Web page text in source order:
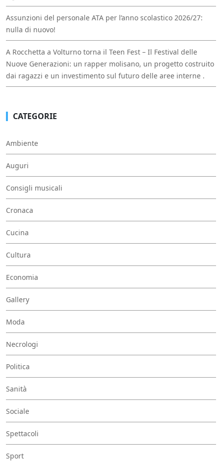
Assunzioni del personale ATA per l’anno scolastico 2026/27:
nulla di nuovo!
A Rocchetta a Volturno torna il Teen Fest – Il Festival delle
Nuove Generazioni: un rapper molisano, un progetto costruito
dai ragazzi e un investimento sul futuro delle aree interne .
CATEGORIE
Ambiente
Auguri
Consigli musicali
Cronaca
Cucina
Cultura
Economia
Gallery
Moda
Necrologi
Politica
Sanità
Sociale
Spettacoli
Sport